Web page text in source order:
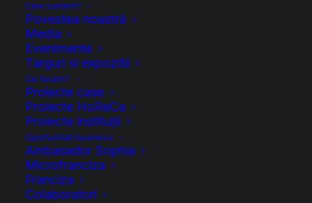
Cine suntem?
Povestea noastră
Media
Evenimente
Targuri si expozitii
Ce facem?
Proiecte case
Proiecte HoReCa
Proiecte instituții
Oportunitati business
Ambasador Sophia
Microfranciza
Franciza
Colaboratori
Descoperă arta
perdelelor și
draperiilor pe
comandă